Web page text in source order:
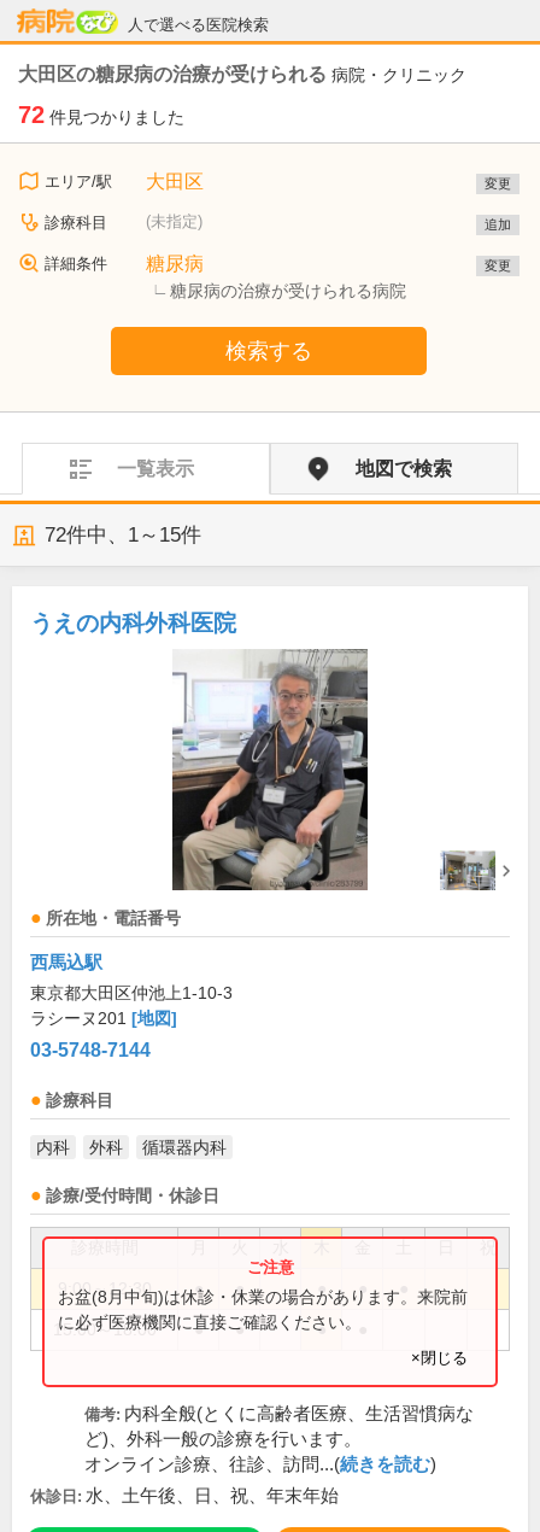
人で選べる医院検索
病院なび
大田区の糖尿病の治療が受けられる 病院・クリニック
72 件見つかりました
エリア/駅 大田区 変更
診療科目 (未指定) 追加
詳細条件 糖尿病
糖尿病の治療が受けられる病院
変更
検索する
一覧表示 地図で検索
72件中、 1～15件
うえの内科外科医院
所在地・電話番号
西馬込駅
東京都大田区仲池上1-10-3
ラシーヌ201 [地図]
03-5748-7144
診療科目
内科 外科 循環器内科
診療/受付時間・休診日
祝
9:00～12:30 ● ● ● ●
15:00～18:00 ● ● ●
お盆(8月中旬)は休診・休業の場合があります。来院前
に必ず医療機関に直接ご確認ください。
×閉じる
備考: 内科全般(とくに高齢者医療、生活習慣病な
ど)、外科一般の診療を行います。
オンライン診療、往診、訪問...(続きを読む)
休診日: 水、土午後、日、祝、年末年始